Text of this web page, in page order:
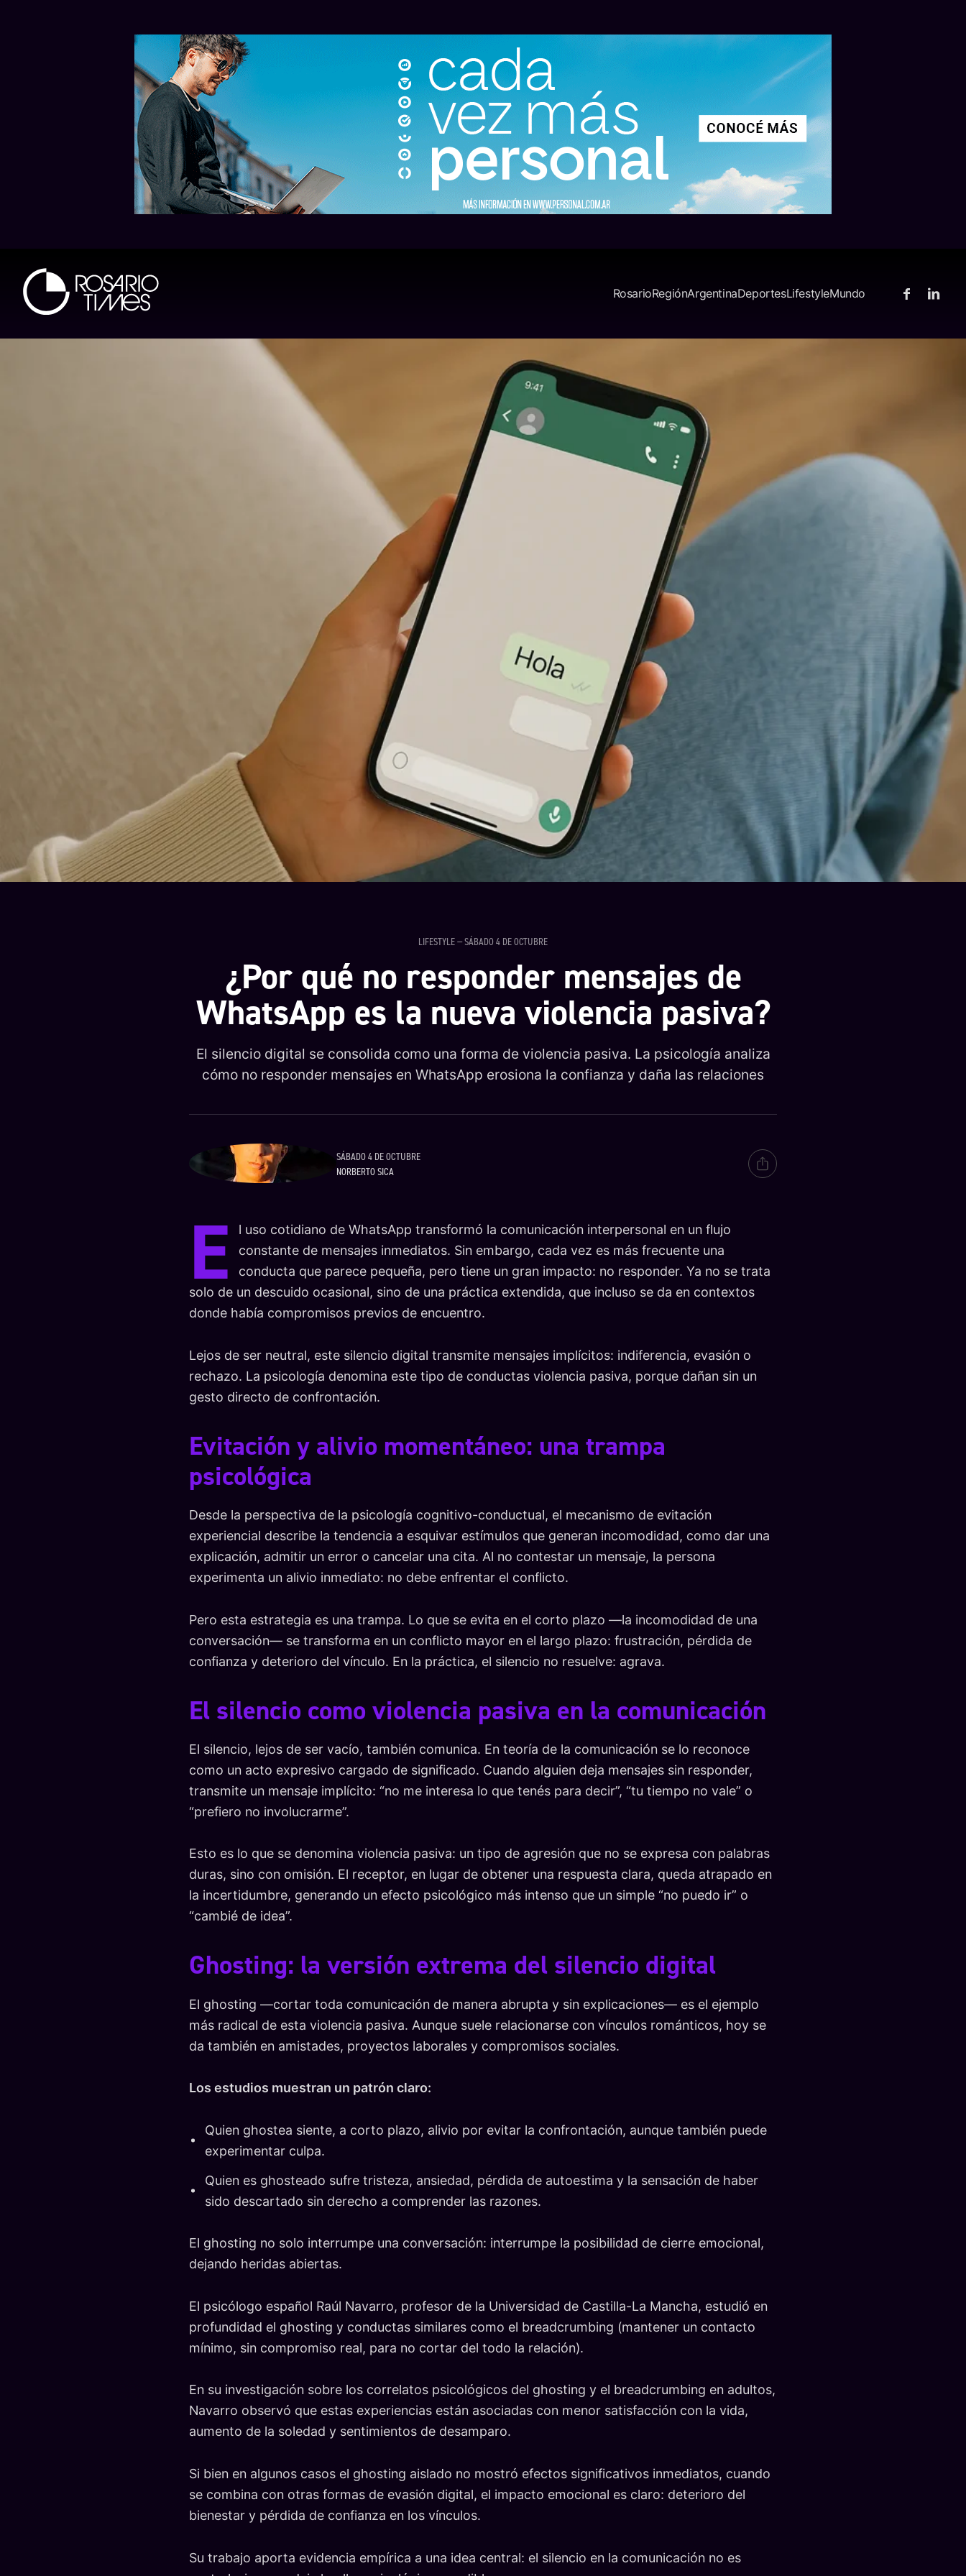
RosarioRegiónArgentinaDeportesLifestyleMundo
LIFESTYLE — SÁBADO 4 DE OCTUBRE
¿Por qué no responder mensajes de
WhatsApp es la nueva violencia pasiva?
El silencio digital se consolida como una forma de violencia pasiva. La psicología analiza
cómo no responder mensajes en WhatsApp erosiona la confianza y daña las relaciones
SÁBADO 4 DE OCTUBRE
NORBERTO SICA
E
l uso cotidiano de WhatsApp transformó la comunicación interpersonal en un flujo
constante de mensajes inmediatos. Sin embargo, cada vez es más frecuente una
conducta que parece pequeña, pero tiene un gran impacto: no responder. Ya no se trata
solo de un descuido ocasional, sino de una práctica extendida, que incluso se da en contextos
donde había compromisos previos de encuentro.
Lejos de ser neutral, este silencio digital transmite mensajes implícitos: indiferencia, evasión o
rechazo. La psicología denomina este tipo de conductas violencia pasiva, porque dañan sin un
gesto directo de confrontación.
Evitación y alivio momentáneo: una trampa
psicológica
Desde la perspectiva de la psicología cognitivo-conductual, el mecanismo de evitación
experiencial describe la tendencia a esquivar estímulos que generan incomodidad, como dar una
explicación, admitir un error o cancelar una cita. Al no contestar un mensaje, la persona
experimenta un alivio inmediato: no debe enfrentar el conflicto.
Pero esta estrategia es una trampa. Lo que se evita en el corto plazo —la incomodidad de una
conversación— se transforma en un conflicto mayor en el largo plazo: frustración, pérdida de
confianza y deterioro del vínculo. En la práctica, el silencio no resuelve: agrava.
El silencio como violencia pasiva en la comunicación
El silencio, lejos de ser vacío, también comunica. En teoría de la comunicación se lo reconoce
como un acto expresivo cargado de significado. Cuando alguien deja mensajes sin responder,
transmite un mensaje implícito: “no me interesa lo que tenés para decir”, “tu tiempo no vale” o
“prefiero no involucrarme”.
Esto es lo que se denomina violencia pasiva: un tipo de agresión que no se expresa con palabras
duras, sino con omisión. El receptor, en lugar de obtener una respuesta clara, queda atrapado en
la incertidumbre, generando un efecto psicológico más intenso que un simple “no puedo ir” o
“cambié de idea”.
Ghosting: la versión extrema del silencio digital
El ghosting —cortar toda comunicación de manera abrupta y sin explicaciones— es el ejemplo
más radical de esta violencia pasiva. Aunque suele relacionarse con vínculos románticos, hoy se
da también en amistades, proyectos laborales y compromisos sociales.
Los estudios muestran un patrón claro:
Quien ghostea siente, a corto plazo, alivio por evitar la confrontación, aunque también puede
experimentar culpa.
Quien es ghosteado sufre tristeza, ansiedad, pérdida de autoestima y la sensación de haber
sido descartado sin derecho a comprender las razones.
El ghosting no solo interrumpe una conversación: interrumpe la posibilidad de cierre emocional,
dejando heridas abiertas.
El psicólogo español Raúl Navarro, profesor de la Universidad de Castilla-La Mancha, estudió en
profundidad el ghosting y conductas similares como el breadcrumbing (mantener un contacto
mínimo, sin compromiso real, para no cortar del todo la relación).
En su investigación sobre los correlatos psicológicos del ghosting y el breadcrumbing en adultos,
Navarro observó que estas experiencias están asociadas con menor satisfacción con la vida,
aumento de la soledad y sentimientos de desamparo.
Si bien en algunos casos el ghosting aislado no mostró efectos significativos inmediatos, cuando
se combina con otras formas de evasión digital, el impacto emocional es claro: deterioro del
bienestar y pérdida de confianza en los vínculos.
Su trabajo aporta evidencia empírica a una idea central: el silencio en la comunicación no es